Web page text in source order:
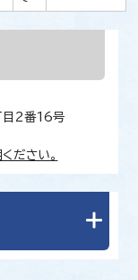
2番16号
ださい。